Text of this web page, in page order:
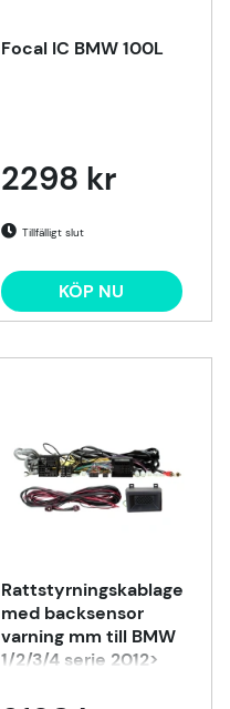
Focal IC BMW 100L
2298 kr
Tillfälligt slut
KÖP NU
Rattstyrningskablage
med backsensor
varning mm till BMW
1/2/3/4 serie 2012>